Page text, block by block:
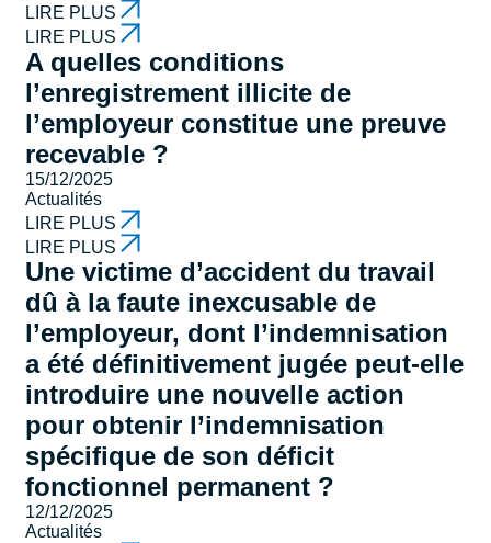
LIRE PLUS
LIRE PLUS
A quelles conditions
l’enregistrement illicite de
l’employeur constitue une preuve
recevable ?
15/12/2025
Actualités
LIRE PLUS
LIRE PLUS
Une victime d’accident du travail
dû à la faute inexcusable de
l’employeur, dont l’indemnisation
a été définitivement jugée peut-elle
introduire une nouvelle action
pour obtenir l’indemnisation
spécifique de son déficit
fonctionnel permanent ?
12/12/2025
Actualités